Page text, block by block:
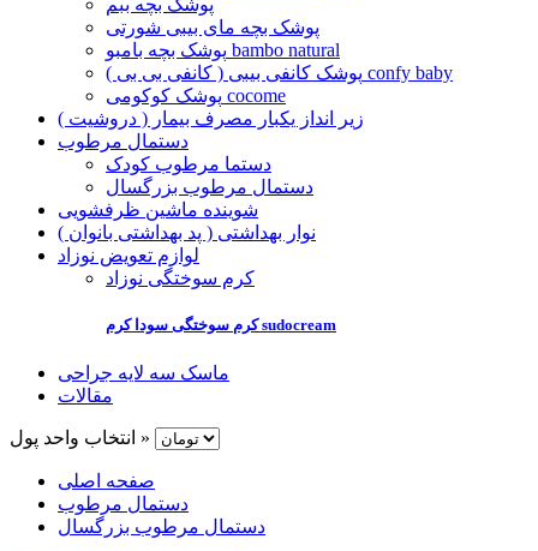
پوشک بچه ببم
پوشک بچه مای بیبی شورتی
پوشک بچه بامبو bambo natural
پوشک کانفی بیبی ( کانفی بی بی ) confy baby
پوشک کوکومی cocome
زیر انداز یکبار مصرف بیمار ( دروشیت )
دستمال مرطوب
دستما مرطوب کودک
دستمال مرطوب بزرگسال
شوینده ماشین ظرفشویی
نوار بهداشتی ( پد بهداشتی بانوان )
لوازم تعویض نوزاد
کرم سوختگی نوزاد
کرم سوختگی سودا کرم sudocream
ماسک سه لایه جراحی
مقالات
انتخاب واحد پول »
صفحه اصلی
دستمال مرطوب
دستمال مرطوب بزرگسال